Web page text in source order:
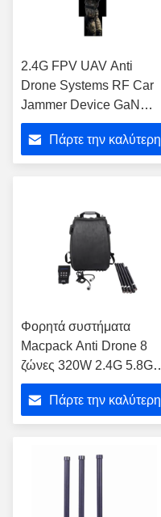
2.4G FPV UAV Anti
Drone Systems RF Car
Jammer Device GaN
Module 720-1050MHz
Ηλεκτρονική ασύρματη
επικοινωνία
Πάρτε την καλύτερη
Φορητά συστήματα
Macpack Anti Drone 8
ζώνες 320W 2.4G 5.8G
1.5G 900M 5.2G
Στρατιωτικό RF Jammer
UAV σύστημα άμυνας
Πάρτε την καλύτερη